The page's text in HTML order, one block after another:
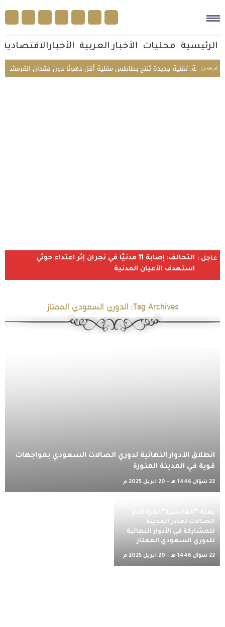
الرئيسية محليات الأخبار العربية الأخبارالاقتصادية
أخر الأخبار |
دراسة: تقنية جديدة تُنتج بطاطس مقلية أقل دهونًا دون فقدان القرمشة
عاجل :
التحالف: إصابة 11 مدنيًا في نجران إثر اعتداء حوثي
استهدف الأعيان المدنية
Tag Archives: الدوري السعودي الممتاز
انطلاق الأدوار النهائية لدوري الصالات السعودي بمواجهات
قوية في المدينة المنورة
22 شوّال 1446 هـ - 20 أبريل 2025 م
بعثة “القادسية” لكرة قدم
الصالات تغادر المدينة
للمشاركة في الأدوار النهائية
للدوري السعودي الممتاز
22 شوّال 1446 هـ - 20 أبريل 2025 م